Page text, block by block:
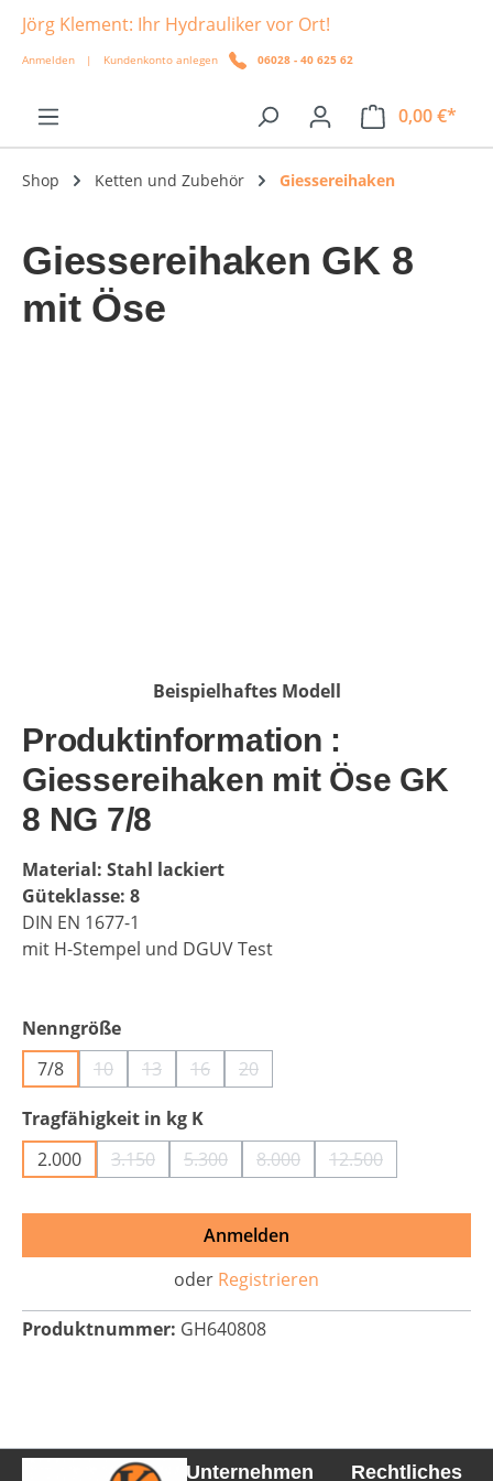
springen
Jörg Klement: Ihr Hydrauliker vor Ort!
Anmelden | Kundenkonto anlegen 06028 - 40 625 62
0,00 €*
Shop Ketten und Zubehör Giessereihaken
Giessereihaken GK 8
mit Öse
Beispielhaftes Modell
Produktinformation :
Giessereihaken mit Öse GK
8 NG 7/8
Material: Stahl lackiert
Güteklasse: 8
DIN EN 1677-1
mit H-Stempel und DGUV Test
Nenngrößeauswählen
7/8
10(Diese Option ist zurzeit nicht verfügbar.)
13(Diese Option ist zurzeit nicht verfügbar.)
16(Diese Option ist zurzeit nicht
20(Diese Option ist zurzeit nicht
Tragfähigkeit in kg Kauswählen
2.000
3.150(Diese Option ist zurzeit nicht verfügbar.)
5.300(Diese Option ist zurzeit nicht
8.000(Diese Option ist zurzeit
12.500(Diese Option ist
Anmelden
oder Registrieren
Produktnummer: GH640808
Unternehmen Rechtliches